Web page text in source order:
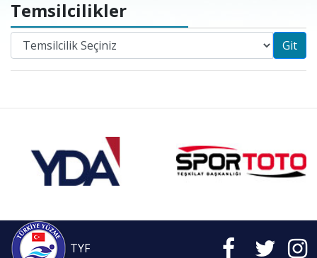
Temsilcilikler
Git
TYF